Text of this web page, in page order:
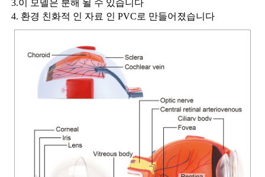
3.이 모델은 분해 될 수 있습니다
4. 환경 친화적 인 자료 인 PVC로 만들어졌습니다